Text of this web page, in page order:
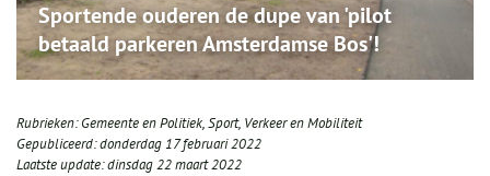
Sportende ouderen de dupe van 'pilot
betaald parkeren Amsterdamse Bos'!
Rubrieken:Gemeente en Politiek,Sport, Verkeer en Mobiliteit
Gepubliceerd:donderdag 17 februari 2022
Laatste update:dinsdag 22 maart 2022